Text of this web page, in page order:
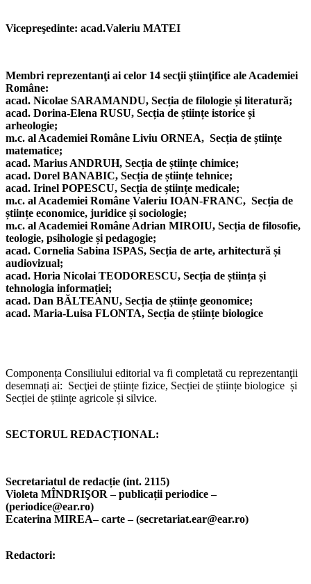
Vicepreşedinte: acad.Valeriu MATEI
Membri reprezentanţi ai celor 14 secţii ştiinţifice ale Academiei
Române:
acad. Nicolae SARAMANDU, Secția de filologie și literatură;
acad. Dorina-Elena RUSU, Secția de științe istorice și
arheologie;
m.c. al Academiei Române Liviu ORNEA, Secția de științe
matematice;
acad. Marius ANDRUH, Secția de științe chimice;
acad. Dorel BANABIC, Secția de științe tehnice;
acad. Irinel POPESCU, Secția de științe medicale;
m.c. al Academiei Române Valeriu IOAN-FRANC, Secția de
științe economice, juridice și sociologie;
m.c. al Academiei Române Adrian MIROIU, Secția de filosofie,
teologie, psihologie și pedagogie;
acad. Cornelia Sabina ISPAS, Secția de arte, arhitectură și
audiovizual;
acad. Horia Nicolai TEODORESCU, Secția de știința și
tehnologia informației;
acad. Dan BĂLTEANU, Secția de științe geonomice;
acad. Maria-Luisa FLONTA, Secția de științe biologice
Componența Consiliului editorial va fi completată cu reprezentanţii
desemnați ai: Secţiei de științe fizice, Secției de științe biologice și
Secției de științe agricole și silvice.
SECTORUL REDACȚIONAL:
Secretariatul de redacție (int. 2115)
Violeta MÎNDRIŞOR – publicații periodice –
(periodice@ear.ro)
Ecaterina MIREA– carte – (secretariat.ear@ear.ro)
Redactori: